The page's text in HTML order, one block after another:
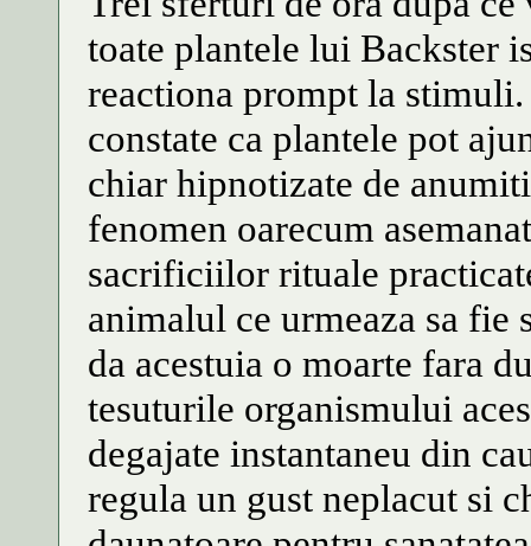
toate plantele lui Backster
reactiona prompt la
constate ca plantele pot
chiar hipnotizate de
fenomen oarecum
sacrificiilor rituale
animalul ce urmeaza sa
da acestuia o moarte fara
tesuturile organismului
degajate instantaneu din
regula un gust neplacut si